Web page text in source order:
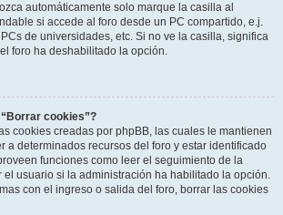
automáticamente solo marque la casilla al
si accede al foro desde un PC compartido, e.j.
de universidades, etc. Si no ve la casilla, significa
foro ha deshabilitado la opción.
cookies”?
cookies creadas por phpBB, las cuales le mantienen
a determinados recursos del foro y estar identificado
funciones como leer el seguimiento de la
el usuario si la administración ha habilitado la opción.
con el ingreso o salida del foro, borrar las cookies